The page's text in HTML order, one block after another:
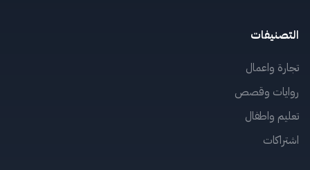
التصنيفات
تجارة واعمال
روايات وقصص
تعليم واطفال
اشتراكات